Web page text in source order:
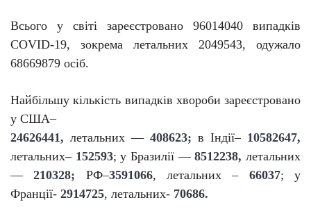
Всього у світі зареєстровано 96014040 випадків
COVID-19, зокрема летальних 2049543, одужало
68669879 осіб.
Найбільшу кількість випадків хвороби зареєстровано
у США–
24626441, летальних — 408623; в Індії– 10582647,
летальних– 152593; у Бразилії — 8512238,летальних
—210328; РФ–3591066, летальних – 66037; у
Франції- 2914725, летальних- 70686.